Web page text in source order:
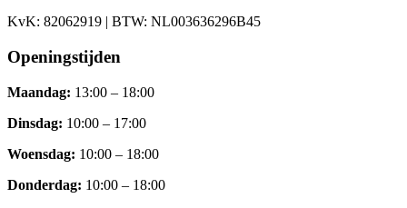
KvK: 82062919 | BTW: NL003636296B45
Openingstijden
Maandag: 13:00 – 18:00
Dinsdag: 10:00 – 17:00
Woensdag: 10:00 – 18:00
Donderdag: 10:00 – 18:00